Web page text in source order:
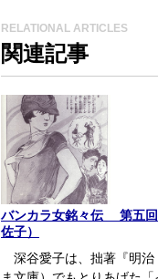
RELATIONAL ARTICLES
関連記事
バンカラ女銘々伝 第五
佐子）
深谷愛子は、拙著『明治